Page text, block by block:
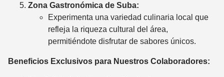
Zona Gastronómica de Suba:
Experimenta una variedad culinaria local que
refleja la riqueza cultural del área,
permitiéndote disfrutar de sabores únicos.
Beneficios Exclusivos para Nuestros Colaboradores: